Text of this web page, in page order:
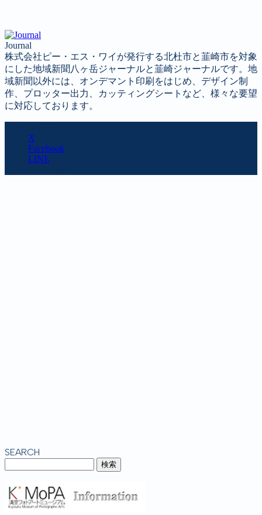
Journal
株式会社ピー・エス・ワイが発行する北杜市と韮崎市を対象
にした地域新聞八ヶ岳ジャーナルと韮崎ジャーナルです。地
域新聞以外には、オンデマント印刷をはじめ、デザイン制
作、プロッター出力、カッティングシートなど、様々な要望
に対応しております。
X
Facebook
LINE
SEARCH